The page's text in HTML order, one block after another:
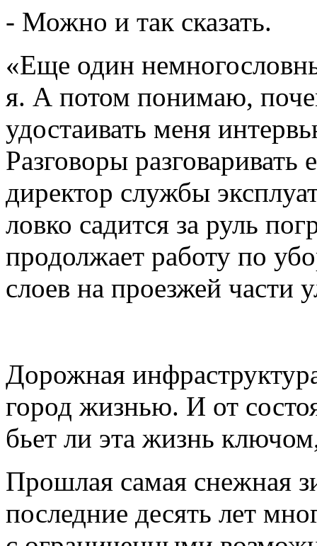
- Можно и так сказать.
«Еще один
я. А потом понимаю,
удостаивать меня
Разговоры
директор службы
ловко садится за руль
продолжает работу по
слоев на проезжей части
Дорожная
город жизнью. И от
бьет ли эта жизнь
Прошлая самая снежная
последние десять лет